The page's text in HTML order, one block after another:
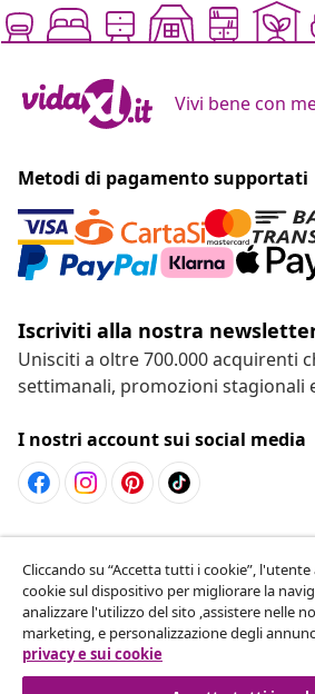
Vivi bene con
Metodi di pagamento supportati
Iscriviti alla nostra
Unisciti a oltre 700.000 acquirenti
settimanali, promozioni stagionali
I nostri account sui social media
Recesso dal contratto
Invia una richiesta di recesso per
Recesso dal
Cliccando su “Accetta tutti i cookie”,
cookie sul dispositivo per migliorare la
analizzare l'utilizzo del sito ,assistere nelle
marketing, e personalizzazione degli
privacy e sui cookie